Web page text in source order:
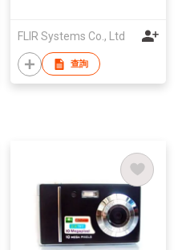
FLIR Systems Co., Ltd
查詢